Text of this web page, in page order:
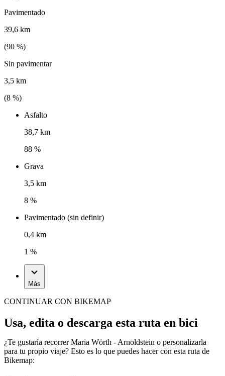
Pavimentado
39,6 km
(90 %)
Sin pavimentar
3,5 km
(8 %)
Asfalto
38,7 km
88 %
Grava
3,5 km
8 %
Pavimentado (sin definir)
0,4 km
1 %
Más
CONTINUAR CON BIKEMAP
Usa, edita o descarga esta ruta en bici
¿Te gustaría recorrer Maria Wörth - Arnoldstein o personalizarla
para tu propio viaje? Esto es lo que puedes hacer con esta ruta de
Bikemap: